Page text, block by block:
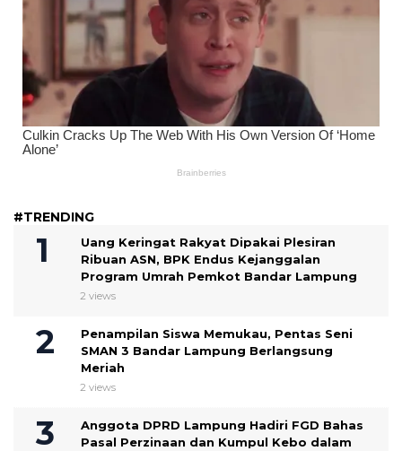
#TRENDING
Uang Keringat Rakyat Dipakai Plesiran
Ribuan ASN, BPK Endus Kejanggalan
Program Umrah Pemkot Bandar Lampung
2 views
Penampilan Siswa Memukau, Pentas Seni
SMAN 3 Bandar Lampung Berlangsung
Meriah
2 views
Anggota DPRD Lampung Hadiri FGD Bahas
Pasal Perzinaan dan Kumpul Kebo dalam